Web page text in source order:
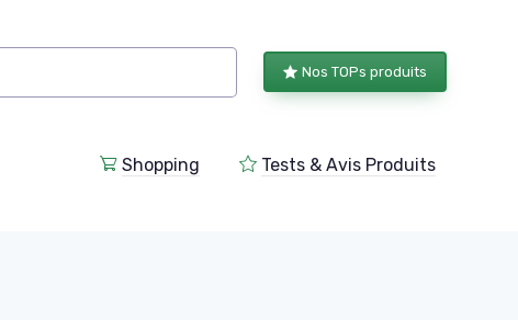
Nos TOPs produits
Shopping Tests & Avis Produits